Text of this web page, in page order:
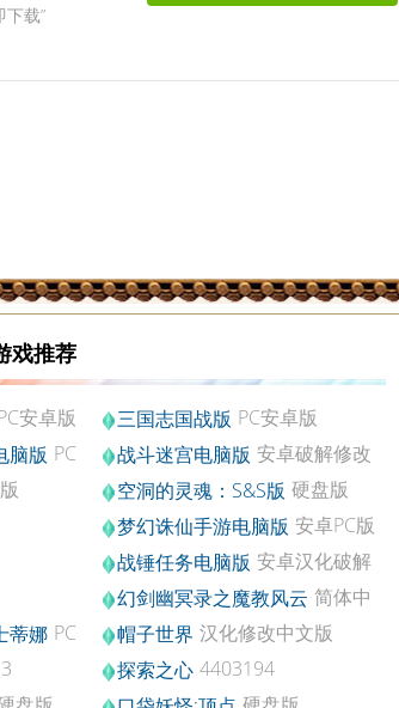
下载”
戏推荐
安卓版
三国志国战版 PC安卓版
脑版 PC
战斗迷宫电脑版 安卓破解修改
版v1.0.3
空洞的灵魂：S&S版 硬盘版
梦幻诛仙手游电脑版 安卓PC版
v1.2.6
战锤任务电脑版 安卓汉化破解
金币版v1.10
幻剑幽冥录之魔教风云 简体中
文版
蒂娜 PC
帽子世界 汉化修改中文版
探索之心 4403194